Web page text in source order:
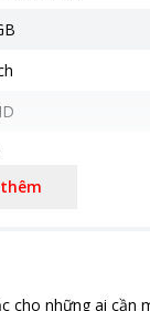
IPS, Chống chói
cho những ai cần